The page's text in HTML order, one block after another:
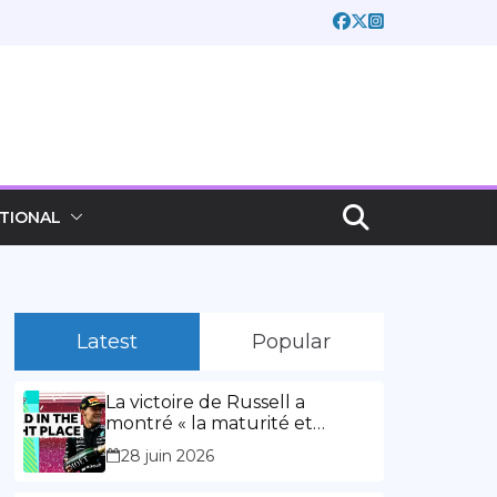
Latest Popular
La victoire de Russell a
montré « la maturité et
l’expérience » Vidéo,
00:02:03La victoire de Russell
28 juin 2026